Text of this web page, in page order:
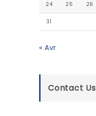
24 25 26
31
« Avr
Contact Us